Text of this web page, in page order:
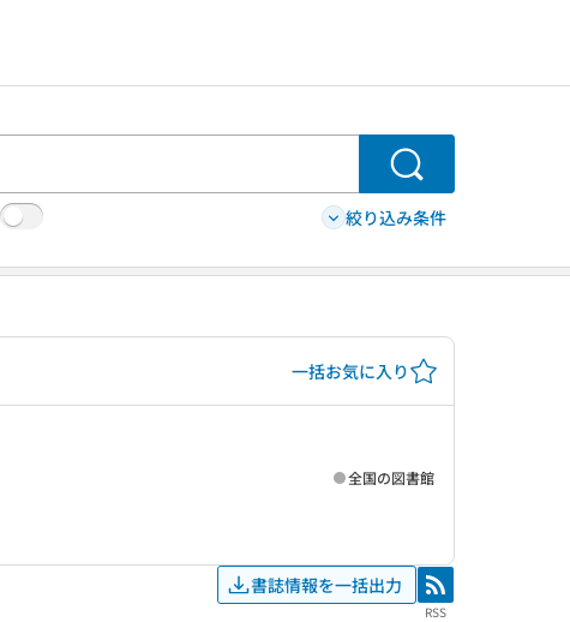
検索
絞り込み条件
一括お気に入り
全国の図書館
書誌情報を一括出力 RSS
RSS